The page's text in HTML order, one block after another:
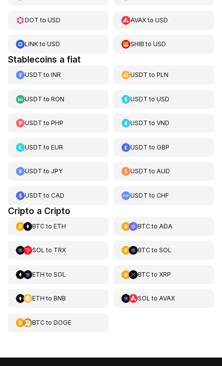
DOT to USD AVAXtoUSD
LINKto USD SHIB toUSD
Stablecoins a fiat
USDT to INR USDT toPLN
USDT to RON USDT toUSD
USDT to PHP USDT toVND
USDT to EUR USDT toGBP
USDT to JPY USDT toAUD
USDT to CAD USDT toCHF
Cripto a Cripto
BTCto ETH BTCto ADA
SOL to TRX BTCto SOL
ETH to SOL BTCto XRP
ETH to BNB SOL to AVAX
BTCto DOGE